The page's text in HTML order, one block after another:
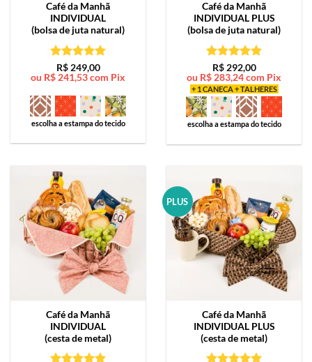
Café da Manhã
INDIVIDUAL
(bolsa de juta natural)
Avaliação5
de 5
R$249,00
ou R$ 241,53com Pix
escolha a estampa do tecido
Café da Manhã
INDIVIDUAL PLUS
(bolsa de juta natural)
Avaliação5
de 5
R$292,00
ou R$ 283,24com Pix
+ 1 CANECA + TALHERES
escolha a estampa do tecido
Café da Manhã
INDIVIDUAL
(cesta de metal)
PLUS
Café da Manhã
INDIVIDUAL PLUS
(cesta de metal)